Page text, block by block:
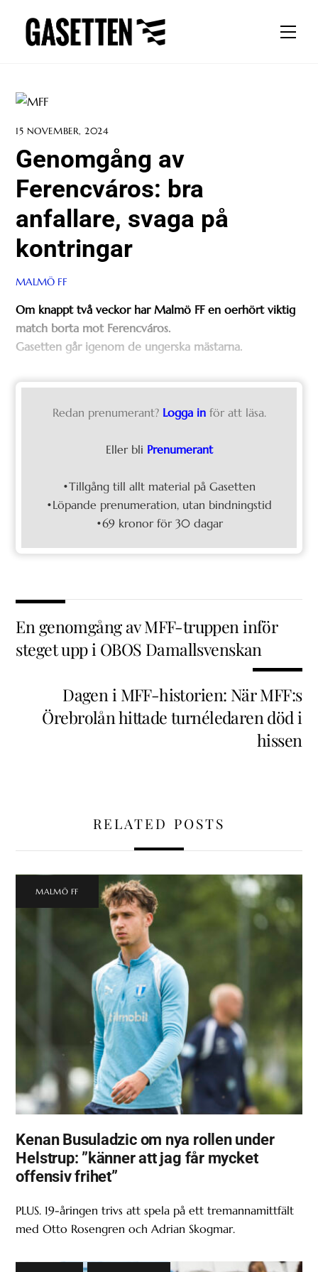
content
15 NOVEMBER, 2024
Genomgång av
Ferencváros: bra
anfallare, svaga på
kontringar
MALMÖ FF
Om knappt två veckor har Malmö FF en oerhört viktig
match borta mot Ferencváros.
Gasetten går igenom de ungerska mästarna.
Redan prenumerant? Logga in för att läsa.
Eller bli Prenumerant
•Tillgång till allt material på Gasetten
•Löpande prenumeration, utan bindningstid
•69 kronor för 30 dagar
En genomgång av MFF-truppen inför
steget upp i OBOS Damallsvenskan
Dagen i MFF-historien: När MFF:s
Örebrolån hittade turnéledaren död i
hissen
RELATED POSTS
MALMÖ FF
Kenan Busuladzic om nya rollen under
Helstrup: ”känner att jag får mycket
offensiv frihet”
PLUS. 19-åringen trivs att spela på ett tremannamittfält
med Otto Rosengren och Adrian Skogmar.